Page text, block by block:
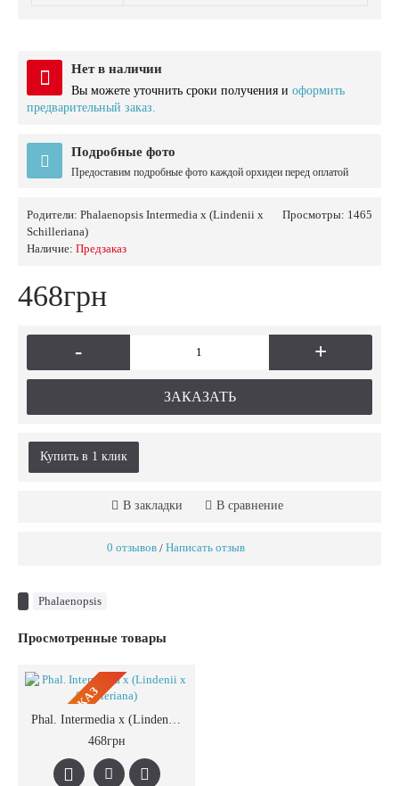
Нет в наличии
Вы можете уточнить сроки получения и оформить
предварительный заказ.
Подробные фото
Предоставим подробные фото каждой орхидеи перед оплатой
Просмотры: 1465
Родители: Phalaenopsis Intermedia x (Lindenii x
Schilleriana)
Наличие: Предзаказ
468грн
- +
ЗАКАЗАТЬ
Купить в 1 клик
В закладки В сравнение
0 отзывов / Написать отзыв
Phalaenopsis
Просмотренные товары
ПРЕДЗАКАЗ
Phal. Intermedia x (Lindenii x Schilleriana)
468грн